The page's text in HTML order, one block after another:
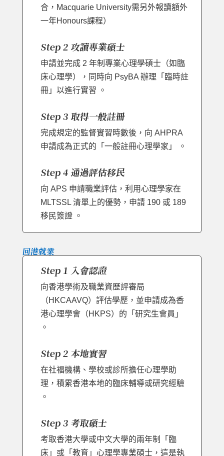
合，Macquarie University需另外報讀額外
一年Honours課程）
Step 2 攻讀專業碩士
申請並完成 2 年制專業心理學碩士（如臨
床心理學），同時向 PsyBA 辦理「臨時註
冊」以進行實習 。
Step 3 取得一般註冊
完成規定的監督實習時數後，向 AHPRA
申請成為正式的「一般註冊心理學家」 。
Step 4 通過評估移民
向 APS 申請職業評估，利用心理學家在
MLTSSL 清單上的優勢，申請 190 或 189
移民簽證 。
回港就業
Step 1 入會認證
向香港學術及職業資歷評審局
（HKCAAVQ）評估學歷，並申請成為香
港心理學會（HKPS）的「研究生會員」
。
Step 2 本地實習
在社福機構、學校或診所擔任心理學助
理，積累香港本地的臨床輔導或研究經驗
。
Step 3 考取碩士
考取香港大學或中文大學的兩年制「臨
床」或「教育」心理學專業碩士，這是執